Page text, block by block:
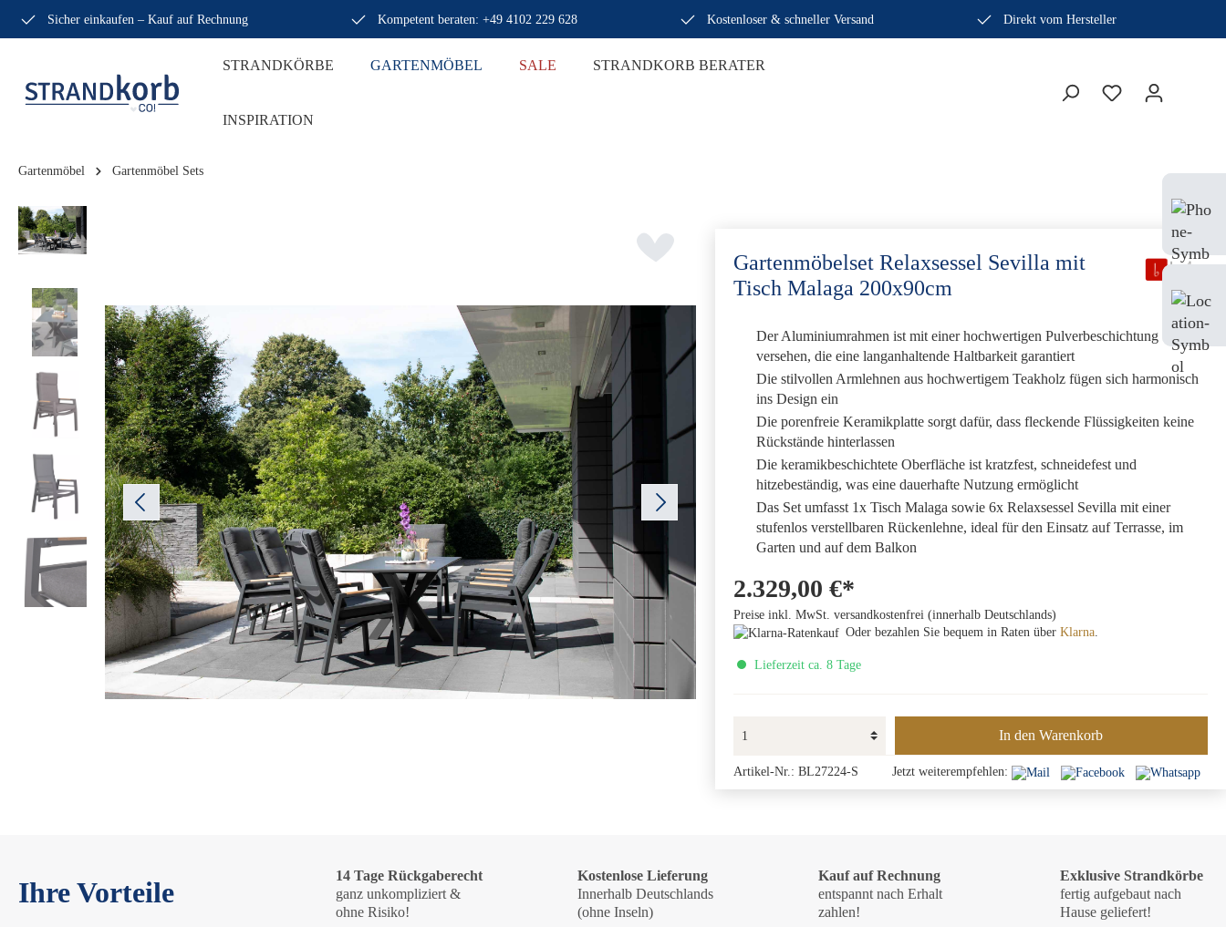
Sicher einkaufen – Kauf auf Rechnung Kompetent beraten: +49 4102 229 628 Kostenloser & schneller Versand Direkt vom Hersteller
STRANDKÖRBE GARTENMÖBEL SALE STRANDKORB BERATER
INSPIRATION
Gartenmöbel Gartenmöbel Sets
Gartenmöbelset Relaxsessel Sevilla mit
Tisch Malaga 200x90cm
Der Aluminiumrahmen ist mit einer hochwertigen Pulverbeschichtung
versehen, die eine langanhaltende Haltbarkeit garantiert
Die stilvollen Armlehnen aus hochwertigem Teakholz fügen sich harmonisch
ins Design ein
Die porenfreie Keramikplatte sorgt dafür, dass fleckende Flüssigkeiten keine
Rückstände hinterlassen
Die keramikbeschichtete Oberfläche ist kratzfest, schneidefest und
hitzebeständig, was eine dauerhafte Nutzung ermöglicht
Das Set umfasst 1x Tisch Malaga sowie 6x Relaxsessel Sevilla mit einer
stufenlos verstellbaren Rückenlehne, ideal für den Einsatz auf Terrasse, im
Garten und auf dem Balkon
2.329,00 €*
Preise inkl. MwSt. versandkostenfrei (innerhalb Deutschlands)
Oder bezahlen Sie bequem in Raten über Klarna.
Lieferzeit ca. 8 Tage
In den Warenkorb
Artikel-Nr.: BL27224-S Jetzt weiterempfehlen:
Ihre Vorteile
14 Tage Rückgaberecht
ganz unkompliziert &
ohne Risiko!
Kostenlose Lieferung
Innerhalb Deutschlands
(ohne Inseln)
Kauf auf Rechnung
entspannt nach Erhalt
zahlen!
Exklusive Strandkörbe
fertig aufgebaut nach
Hause geliefert!